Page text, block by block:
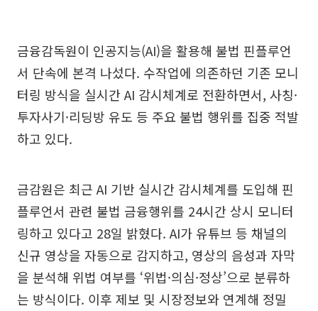
금융감독원이 인공지능(AI)을 활용해 불법 핀플루언
서 단속에 본격 나섰다. 수작업에 의존하던 기존 모니
터링 방식을 실시간 AI 감시체계로 전환하면서, 사칭·
투자사기·리딩방 유도 등 주요 불법 행위를 집중 적발
하고 있다.
금감원은 최근 AI 기반 실시간 감시체계를 도입해 핀
플루언서 관련 불법 금융행위를 24시간 상시 모니터
링하고 있다고 28일 밝혔다. AI가 유튜브 등 채널의
신규 영상을 자동으로 감지하고, 영상의 음성과 자막
을 분석해 위법 여부를 ‘위법·의심·정상’으로 분류하
는 방식이다. 이후 제보 및 시장정보와 연계해 정밀